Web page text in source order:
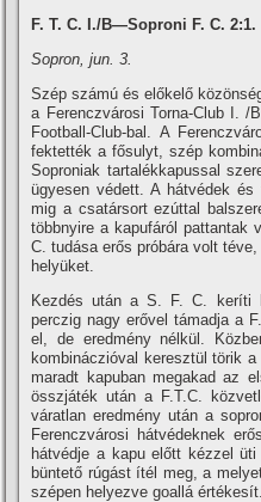
F. T. C. I./B—Soproni F. C. 2:1.
Sopron, jun. 3.
Szép számú és előkelő
a Ferenczvárosi Torna-Club I. /
Football-Club-bal. A
fektették a fősulyt, szép
Soproniak tartalékkapussal
ügyesen védett. A hátvédek
mig a csatársort ezúttal
többnyire a kapufáról
C. tudása erős próbára volt
helyüket.
Kezdés után a S. F. C. kerí­ti
perczig nagy erővel támadja a
el, de eredmény nélkül.
kombináczióval keresztül törik
maradt kapuban megakad az
összjáték után a F.T.C.
váratlan eredmény után a
Ferenczvárosi hátvédeknek
hátvédje a kapu előtt kézzel
büntető rúgást í­tél meg, a
szépen helyezve goallá